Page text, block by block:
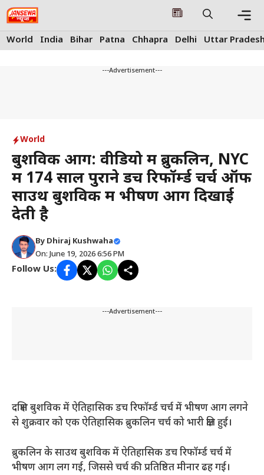
Skip
to
content
World India Bihar Patna Chhapra Delhi Uttar
---Advertisement---
World
बुशविक आग: वीडियो में ब्रुकलिन, NYC
में 174 साल पुराने डच रिफॉर्म्ड चर्च ऑफ
साउथ बुशविक में भीषण आग दिखाई
देती है
By Dhiraj Kushwaha
On: June 19, 2026 6:56 PM
Follow Us:
---Advertisement---
दक्षिण बुशविक में ऐतिहासिक डच रिफॉर्म्ड चर्च में भीषण आग लगने
से शुक्रवार को एक ऐतिहासिक ब्रुकलिन चर्च को भारी क्षति हुई।
ब्रुकलिन के साउथ बुशविक में ऐतिहासिक डच रिफॉर्म्ड चर्च में
भीषण आग लग गई, जिससे चर्च की प्रतिष्ठित मीनार ढह गई।